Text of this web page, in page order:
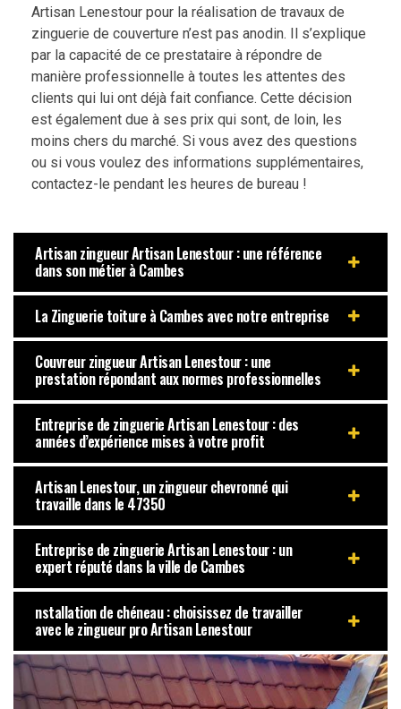
Artisan Lenestour pour la réalisation de travaux de
zinguerie de couverture n’est pas anodin. Il s’explique
par la capacité de ce prestataire à répondre de
manière professionnelle à toutes les attentes des
clients qui lui ont déjà fait confiance. Cette décision
est également due à ses prix qui sont, de loin, les
moins chers du marché. Si vous avez des questions
ou si vous voulez des informations supplémentaires,
contactez-le pendant les heures de bureau !
Artisan zingueur Artisan Lenestour : une référence
dans son métier à Cambes
La Zinguerie toiture à Cambes avec notre entreprise
Couvreur zingueur Artisan Lenestour : une
prestation répondant aux normes professionnelles
Entreprise de zinguerie Artisan Lenestour : des
années d’expérience mises à votre profit
Artisan Lenestour, un zingueur chevronné qui
travaille dans le 47350
Entreprise de zinguerie Artisan Lenestour : un
expert réputé dans la ville de Cambes
nstallation de chéneau : choisissez de travailler
avec le zingueur pro Artisan Lenestour